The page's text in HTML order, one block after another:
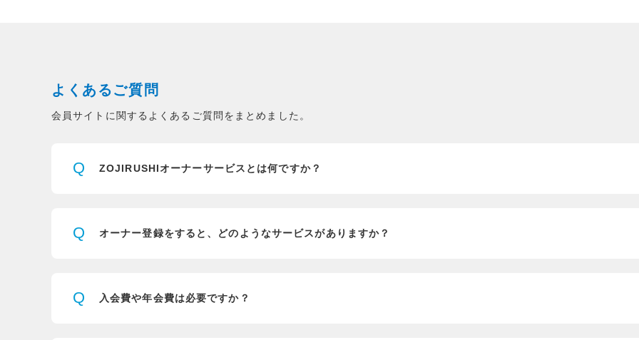
よくあるご質問
会員サイトに関するよくあるご質問をまとめました。
Q ZOJIRUSHIオーナーサービスとは何ですか？
Q オーナー登録をすると、 どのようなサービスがありますか？
Q 入会費や年会費は必要ですか？